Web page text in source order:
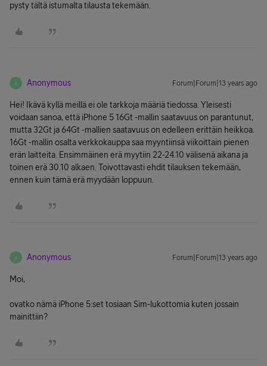
pysty tältä istumalta tilausta tekemään.
A Anonymous Forum|Forum|13 years ago
Hei! Ikävä kyllä meillä ei ole tarkkoja määriä tiedossa. Yleisesti
voidaan sanoa, että iPhone 5 16Gt -mallin saatavuus on parantunut,
mutta 32Gt ja 64Gt -mallien saatavuus on edelleen erittäin heikkoa.
16Gt -mallin osalta verkkokauppa saa myyntiinsä viikoittain pienen
erän laitteita. Ensimmäinen erä myytiin 22-24.10 välisenä aikana ja
toinen erä 30.10 alkaen. Toivottavasti ehdit tilauksen tekemään,
ennen kuin tämä erä myydään loppuun.
A Anonymous Forum|Forum|13 years ago
Moi,
ovatko nämä iPhone 5:set tosiaan Sim-lukottomia kuten jossain
mainittiin?